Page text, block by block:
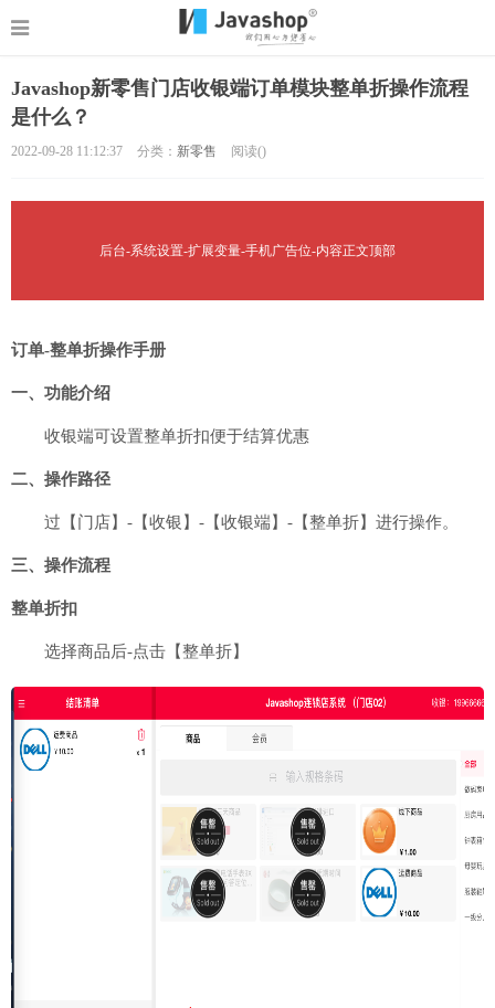
Javashop新零售门店收银端订单模块整单折操作流程
是什么？
2022-09-28 11:12:37 分类： 新零售 阅读()
后台-系统设置-扩展变量-手机广告位-内容正文顶部
订单-整单折操作手册
一、功能介绍
收银端可设置整单折扣便于结算优惠
二、操作路径
过【门店】-【收银】-【收银端】-【整单折】进行操作。
三、操作流程
整单折扣
选择商品后-点击【整单折】